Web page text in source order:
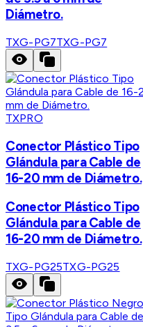
Diámetro.
TXG-PG7TXG-PG7
TXPRO
Conector Plástico Tipo
Glándula para Cable de
16-20 mm de Diámetro.
Conector Plástico Tipo
Glándula para Cable de
16-20 mm de Diámetro.
TXG-PG25TXG-PG25